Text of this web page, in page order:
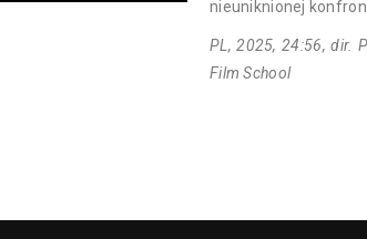
nieuniknionej
PL, 2025, 24:56, dir.
Film School